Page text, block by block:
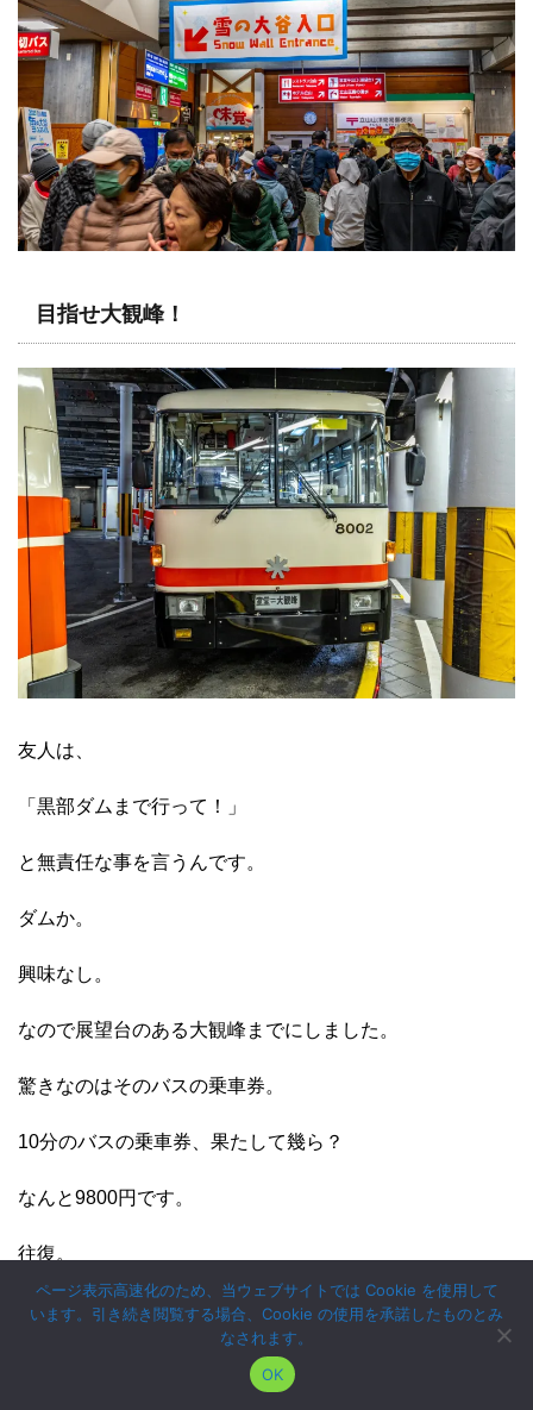
目指せ大観峰！
友人は、
「黒部ダムまで行って！」
と無責任な事を言うんです。
ダムか。
興味なし。
なので展望台のある大観峰までにしました。
驚きなのはそのバスの乗車券。
10分のバスの乗車券、果たして幾ら？
なんと9800円です。
往復。
「いや、一人分でいいです。」
ページ表示高速化のため、当ウェブサイトでは Cookie を使用して
います。引き続き閲覧する場合、Cookie の使用を承諾したものとみ
なされます。
OK